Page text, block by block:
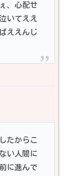
、心配せ
いてええ
ええんじ
たからこ
い人間に
に進んで